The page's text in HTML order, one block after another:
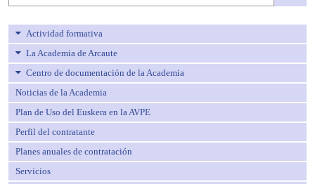
Actividad formativa
La Academia de Arcaute
Centro de documentación de la Academia
Noticias de la Academia
Plan de Uso del Euskera en la AVPE
Perfil del contratante
Planes anuales de contratación
Servicios